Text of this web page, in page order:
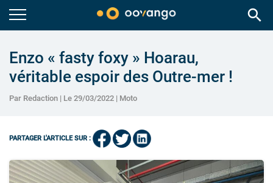
search
Enzo « fasty foxy » Hoarau,
véritable espoir des Outre-mer !
Par Redaction | Le 29/03/2022 | Moto
PARTAGER L'ARTICLE SUR :